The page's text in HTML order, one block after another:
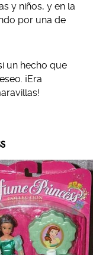
y niños, y en la
por una de
un hecho que
¡Era